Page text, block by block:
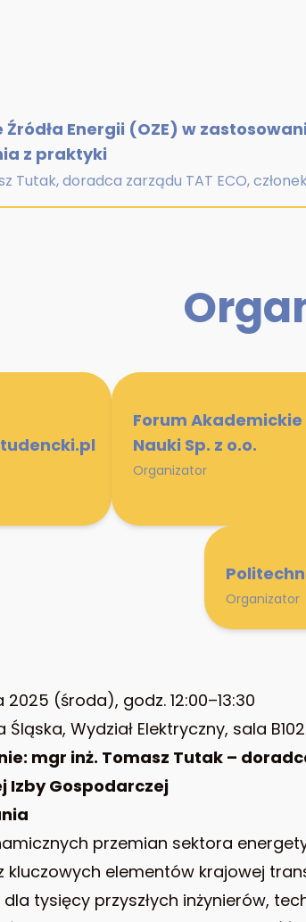
Energii (OZE) w
z praktyki
Tutak, doradca zarządu TAT ECO,
Forum Akademickie
Nauki Sp. z o.o.
Organizator
Organizator
(środa), godz. 12:00–13:30
Śląska, Wydział Elektryczny, sala B102
mgr inż. Tomasz Tutak –
Izby Gospodarczej
przemian sektora
kluczowych elementów krajowej
tysięcy przyszłych inżynierów,